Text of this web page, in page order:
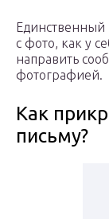
Единственный
с фото, как у
направить
фотографией.
Как
письму?